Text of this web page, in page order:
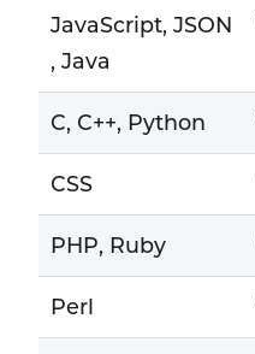
JavaScript, JSON
, Java
C, C++, Python
CSS
PHP, Ruby
Perl